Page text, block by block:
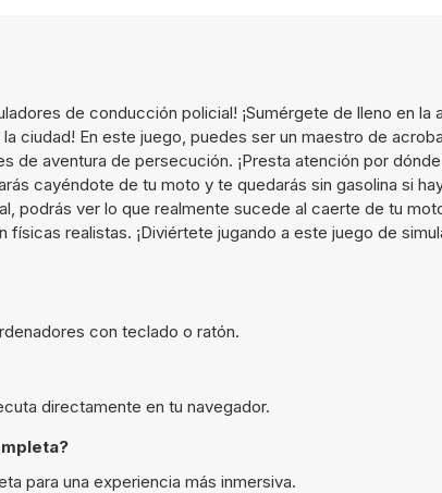
de conducción policial! ¡Sumérgete de lleno en la
ciudad! En este juego, puedes ser un maestro de
de aventura de persecución. ¡Presta atención por
cayéndote de tu moto y te quedarás sin gasolina si
podrás ver lo que realmente sucede al caerte de tu
realistas. ¡Diviértete jugando a este juego de
con teclado o ratón.
directamente en tu navegador.
para una experiencia más inmersiva.